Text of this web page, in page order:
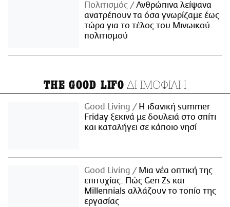
Πολιτισμός
Ανθρώπινα λείψανα
ανατρέπουν τα όσα γνωρίζαμε έως
τώρα για το τέλος του Μινωικού
πολιτισμού
THE GOOD LIFO ΔΗΜΟΦΙΛΗ
Good Living
Η ιδανική summer
Friday ξεκινά με δουλειά στο σπίτι
και καταλήγει σε κάποιο νησί
Good Living
Μια νέα οπτική της
επιτυχίας: Πώς Gen Zs και
Millennials αλλάζουν το τοπίο της
εργασίας